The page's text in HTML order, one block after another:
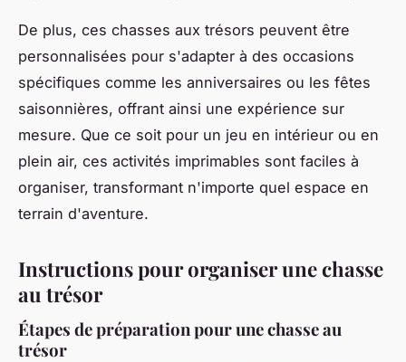
De plus, ces chasses aux trésors peuvent être
personnalisées pour s'adapter à des occasions
spécifiques comme les anniversaires ou les fêtes
saisonnières, offrant ainsi une expérience sur
mesure. Que ce soit pour un jeu en intérieur ou en
plein air, ces activités imprimables sont faciles à
organiser, transformant n'importe quel espace en
terrain d'aventure.
Instructions pour organiser une chasse
au trésor
Étapes de préparation pour une chasse au
trésor